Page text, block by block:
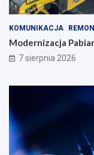
KOMUNIKACJA
Modernizacja
7 sierpnia 2026